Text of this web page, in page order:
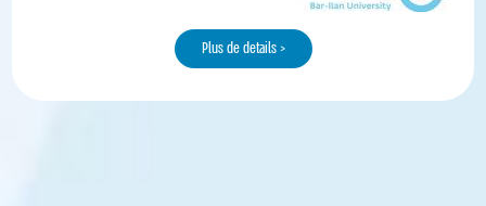
Plus de details >